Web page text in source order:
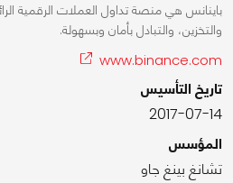
باينانس هي منصة تداول العملات الرقمية
والتخزين، والتبادل بأمان وبسهولة.
www.binance.com
تاريخ التأسيس
2017-07-14
المؤسس
تشانغ بينغ جاو